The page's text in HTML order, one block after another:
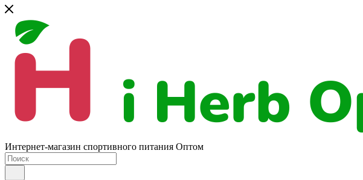
Интернет-магазин спортивного питания Оптом